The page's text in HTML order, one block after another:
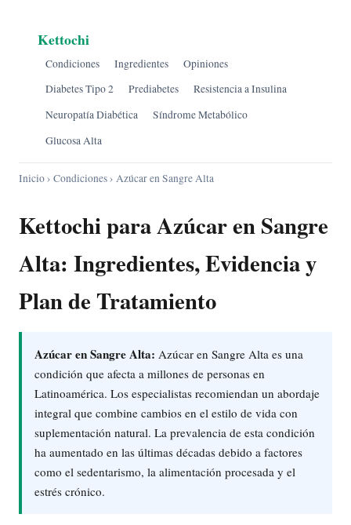
Kettochi
Condiciones Ingredientes
Opiniones
Diabetes Tipo 2
Prediabetes
Resistencia a Insulina
Neuropatía Diabética
Síndrome Metabólico
Glucosa Alta
Inicio› Condiciones› Azúcar en Sangre Alta
Kettochi para Azúcar en Sangre
Alta: Ingredientes, Evidencia y
Plan de Tratamiento
Azúcar en Sangre Alta: Azúcar en Sangre Alta es una
condición que afecta a millones de personas en
Latinoamérica. Los especialistas recomiendan un abordaje
integral que combine cambios en el estilo de vida con
suplementación natural. La prevalencia de esta condición
ha aumentado en las últimas décadas debido a factores
como el sedentarismo, la alimentación procesada y el
estrés crónico.